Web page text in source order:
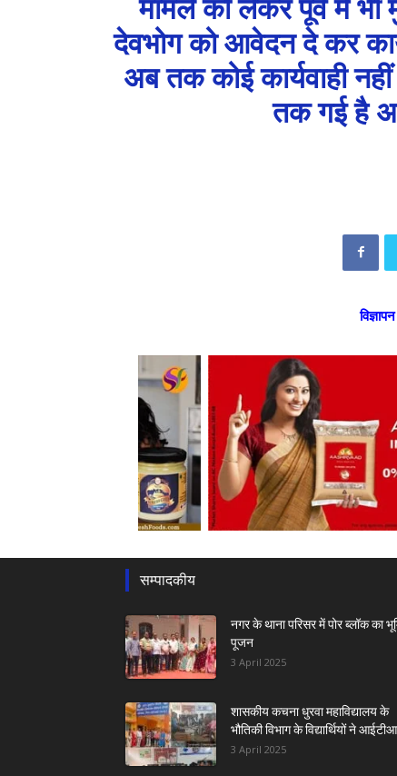
देवभोग को आवेदन दे कर
अब तक कोई कार्यवाही
तक गई है
सम्पादकीय
नगर के थाना परिसर में पोर ब्लॉक का
पूजन
3 April 2025
शासकीय कचना धुरवा महाविद्यालय के
भौतिकी विभाग के विद्यार्थियों ने
3 April 2025